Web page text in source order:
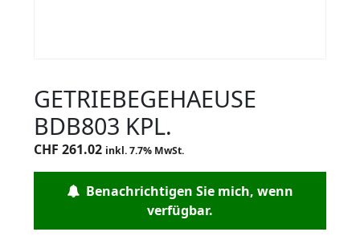
GETRIEBEGEHAEUSE
BDB803 KPL.
CHF 261.02 inkl. 7.7% MwSt.
Benachrichtigen Sie mich, wenn
verfügbar.